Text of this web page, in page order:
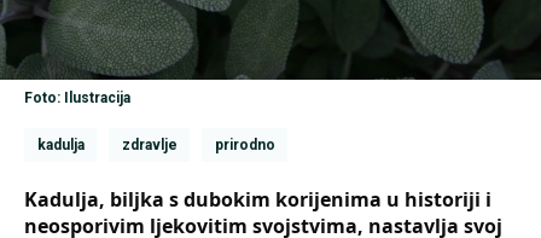
Foto: Ilustracija
kadulja zdravlje prirodno
Kadulja, biljka s dubokim korijenima u historiji i
neosporivim ljekovitim svojstvima, nastavlja svoj